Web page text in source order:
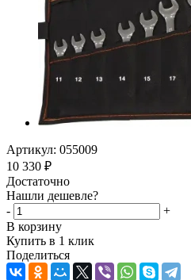
Артикул: 055009
10 330 ₽
Достаточно
Нашли дешевле?
-
+
В корзину
Купить в 1 клик
Поделиться